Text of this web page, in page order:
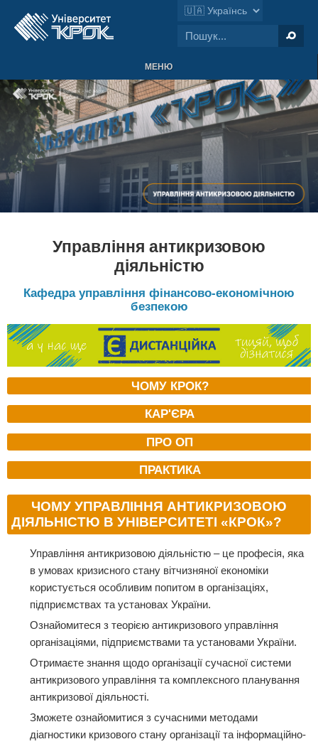
МЕНЮ
Управління антикризовою
діяльністю
Кафедра управління фінансово-економічною
безпекою
ЧОМУ КРОК?
КАР'ЄРА
ПРО ОП
ПРАКТИКА
ЧОМУ УПРАВЛІННЯ АНТИКРИЗОВОЮ
ДІЯЛЬНІСТЮ В УНІВЕРСИТЕТІ «КРОК»?
Управління антикризовою діяльністю – це професія, яка
в умовах кризиcного стану вітчизняної економіки
користується особливим попитом в організаціях,
підприємствах та установах України.
Ознайомитеся з теорією антикризового управління
організаціями, підприємствами та установами України.
Отримаєте знання щодо організації сучасної системи
антикризового управління та комплексного планування
антикризової діяльності.
Зможете ознайомитися з сучасними методами
діагностики кризового стану організації та інформаційно-